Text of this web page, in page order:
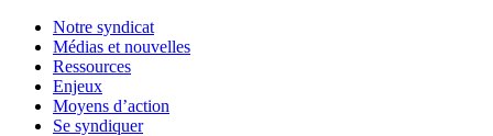
Notre syndicat
Médias et nouvelles
Ressources
Enjeux
Moyens d’action
Se syndiquer